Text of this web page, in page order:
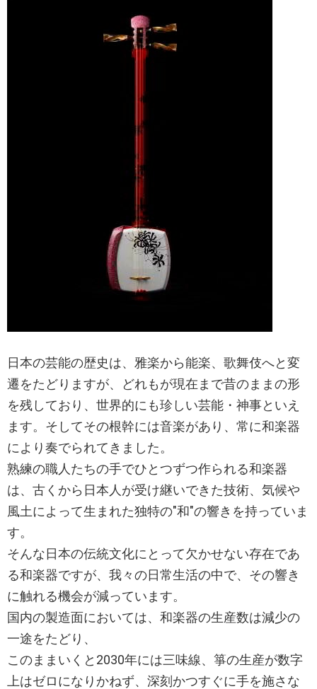
日本の芸能の歴史は、雅楽から能楽、歌舞伎へと変
遷をたどりますが、どれもが現在まで昔のままの形
を残しており、世界的にも珍しい芸能・神事といえ
ます。そしてその根幹には音楽があり、常に和楽器
により奏でられてきました。
熟練の職人たちの手でひとつずつ作られる和楽器
は、古くから日本人が受け継いできた技術、気候や
風土によって生まれた独特の"和"の響きを持っていま
す。
そんな日本の伝統文化にとって欠かせない存在であ
る和楽器ですが、我々の日常生活の中で、その響き
に触れる機会が減っています。
国内の製造面においては、和楽器の生産数は減少の
一途をたどり、
このままいくと2030年には三味線、箏の生産が数字
上はゼロになりかねず、深刻かつすぐに手を施さな